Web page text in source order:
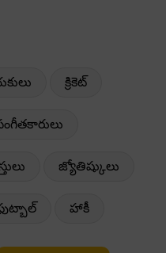
క్రికెట్
జ్యోతిష్కులు
హాకీ